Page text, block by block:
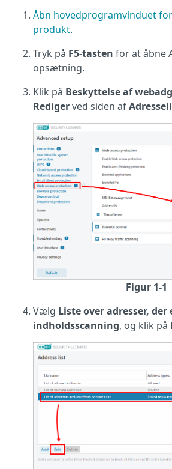
Åbn hovedprogramvinduet for
produkt.
Tryk på F5-tasten for at åbne
opsætning.
Klik på Beskyttelse af
Redigerved siden af
Figur 1-1
Vælg Liste over adresser,
indholdsscanning, og klik på